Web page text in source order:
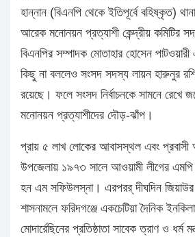
হান্নান (বিএনপি থেকে ইতিপূর্বে বহিষ্কৃত)
আরেক মনোনয়ন প্রত্যাশী কেন্দ্রীয় কমিটির
বিএনপির সম্পাদক মোতাহার হোসেন
কিছু না বললেও সংসদ সদস্য লায়ন হারুনুর
রয়েছে। ফলে সংসদ নির্বাচনকে সামনে রেখে
মনোনয়ন প্রত্যাশীদের দৌড়-ঝাঁপ।
প্রায় ৫ লাখ লোকের আবাসস্থল এবং প্রবাসী
উপজেলায় ১৯৭৩ সালে আওয়ামী লীগের এমপি
হন এম সফিউলস্না। এরপরর্ দীঘদিন
শাসনামলে ফরিদগঞ্জে একচেটিয়া দৈনিক
মোদার্রেছিনের প্রতিষ্ঠাতা সাবেক ত্রাণ ও ধর্ম